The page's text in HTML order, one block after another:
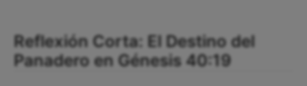
Reflexión Corta: El Destino del
Panadero en Génesis 40:19